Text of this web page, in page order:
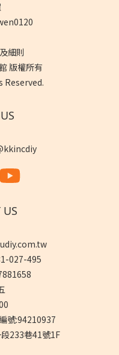
細則
版權所有
Reserved.
US
027-495
號:94210937
233巷41號1F